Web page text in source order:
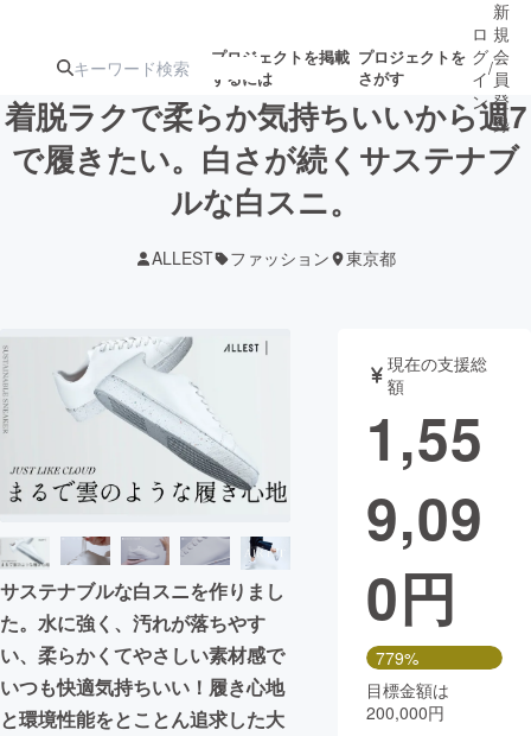
プロジェクトを掲載
するには
プロジェクトを
さがす
注目の新着プロ
ジェクト
募集終了が近いプ
テクノロジー・ガジェット
映像・映画 書籍・雑誌
チャレンジ
まちづくり・地域活性化
CAMPFIRE for Social Good
CAMPFIRE Creation
CAMPFIREふるさと納税machi-ya コミュニティ
ロ
グ
イ
ン
/
新
規
会
員
登
録
着脱ラクで柔らか気持ちいいから週7
で履きたい。白さが続くサステナブ
ルな白スニ。
ALLEST ファッション 東京都
サステナブルな白スニを作りまし
た。水に強く、汚れが落ちやす
い、柔らかくてやさしい素材感で
いつも快適気持ちいい！履き心地
と環境性能をとことん追求した大
現在の支援総
額
1,55
9,09
0円
779%
目標金額は
200,000円